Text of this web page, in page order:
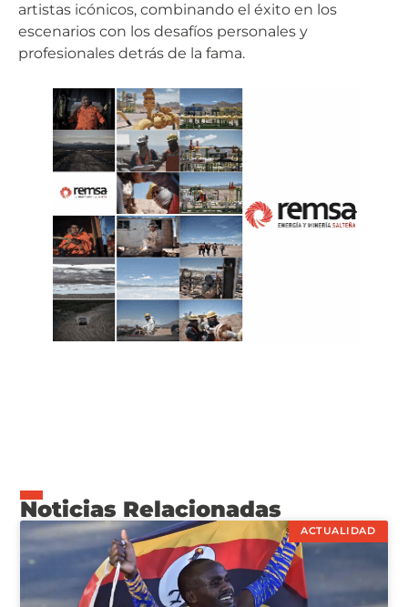
artistas icónicos, combinando el éxito en los
escenarios con los desafíos personales y
profesionales detrás de la fama.
Noticias Relacionadas
ACTUALIDAD